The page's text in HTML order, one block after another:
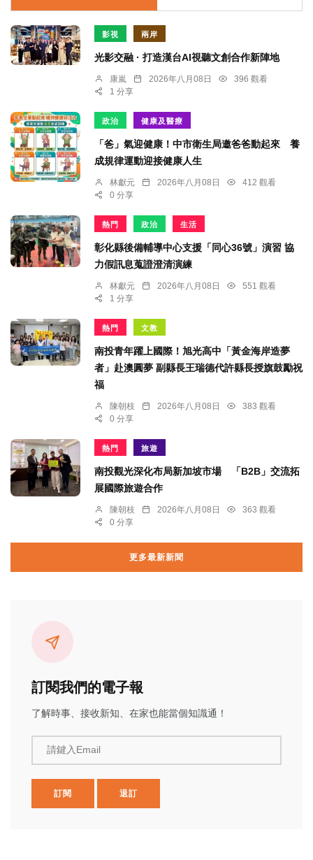
影視 兩岸
光影交融 · 打造漢台AI視聽文創合作新陣地
康嵐 2026年八月08日
396 觀看
1 分享
政治 健康及醫療
「爸」氣迎健康！中市衛生局邀爸爸動起來 養
成規律運動迎接健康人生
林獻元 2026年八月08日
412 觀看
0 分享
熱門 政治 生活
彰化縣後備輔導中心支援「同心36號」演習 協
力假訊息蒐證澄清演練
林獻元 2026年八月08日
551 觀看
1 分享
熱門 文教
南投青年躍上國際！旭光高中「黃金海岸造夢
者」赴澳圓夢 副縣長王瑞德代許縣長授旗鼓勵祝
福
陳朝枝 2026年八月08日
383 觀看
0 分享
熱門 旅遊
南投觀光深化布局新加坡市場 「B2B」交流拓
展國際旅遊合作
陳朝枝 2026年八月08日
363 觀看
0 分享
更多最新新聞
訂閱我們的電子報
了解時事、接收新知、在家也能當個知識通！
請鍵入Email
訂閱 退訂